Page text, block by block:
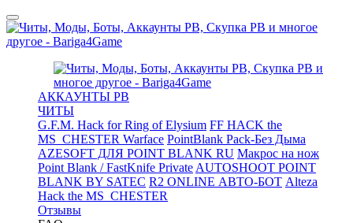
АККАУНТЫ PB
ЧИТЫ
G.F.M. Hack for Ring of Elysium FF HACK the
MS_CHESTER Warface PointBlank Pack-Без Дыма
AZESOFT ДЛЯ POINT BLANK RU Макрос на нож
Point Blank / FastKnife Private AUTOSHOOT POINT
BLANK BY SATEC R2 ONLINE АВТО-БОТ Alteza
Hack the MS_CHESTER
Отзывы